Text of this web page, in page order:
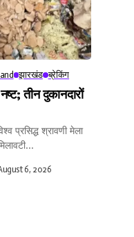
झारखंड ब्रेकिंग
तीन दुकानदारों
प्रसिद्ध श्रावणी मेला
6, 2026